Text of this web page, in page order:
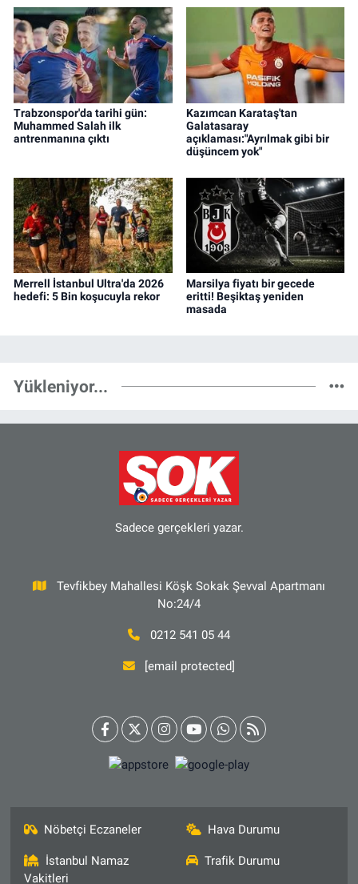
Trabzonspor'da tarihi gün:
Muhammed Salah ilk
antrenmanına çıktı
Kazımcan Karataş'tan
Galatasaray
açıklaması:"Ayrılmak gibi bir
düşüncem yok"
Merrell İstanbul Ultra'da 2026
hedefi: 5 Bin koşucuyla rekor
Marsilya fiyatı bir gecede
eritti! Beşiktaş yeniden
masada
Yükleniyor...
Sadece gerçekleri yazar.
Tevfikbey Mahallesi Köşk Sokak Şevval Apartmanı
No:24/4
0212 541 05 44
[email protected]
Nöbetçi Eczaneler Hava Durumu
İstanbul Namaz
Vakitleri
Trafik Durumu